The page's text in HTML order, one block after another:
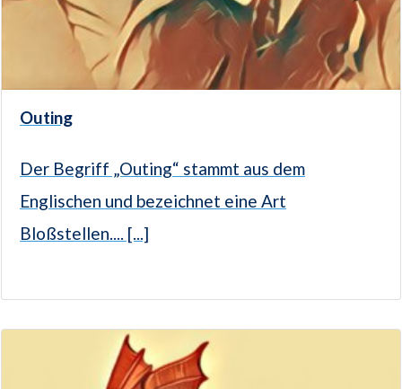
Outing
Der Begriff „Outing“ stammt aus dem
Englischen und bezeichnet eine Art
Bloßstellen.... [...]